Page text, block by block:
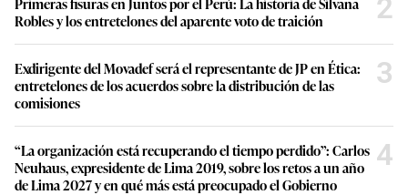
Robles y los entretelones del aparente voto de traición
2
Exdirigente del Movadef será el representante de JP en Ética:
entretelones de los acuerdos sobre la distribución de las
comisiones
3
“La organización está recuperando el tiempo perdido”: Carlos
Neuhaus, expresidente de Lima 2019, sobre los retos a un año
de Lima 2027 y en qué más está preocupado el Gobierno
4